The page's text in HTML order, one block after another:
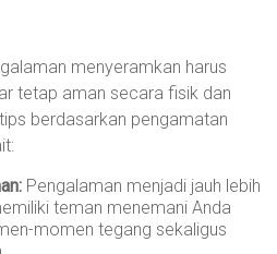
menyeramkan harus
tetap aman secara fisik dan
berdasarkan pengamatan
Pengalaman menjadi jauh lebih
teman menemani Anda
momen tegang sekaligus